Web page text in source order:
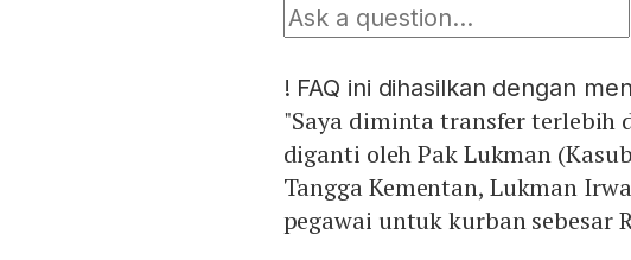
! FAQ ini dihasilkan dengan
"Saya diminta transfer terlebih
diganti oleh Pak Lukman
Tangga Kementan, Lukman
pegawai untuk kurban sebesar